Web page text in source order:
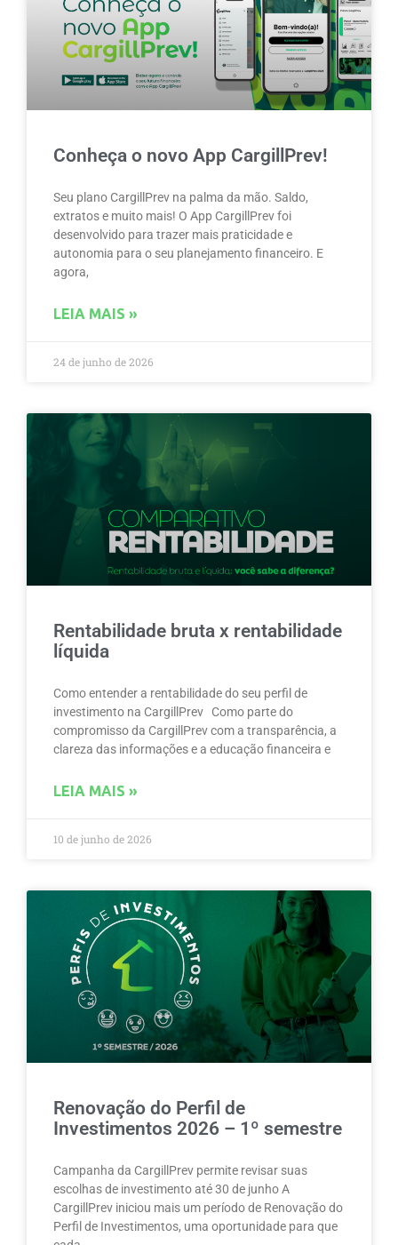
Conheça o novo App CargillPrev!
Seu plano CargillPrev na palma da mão. Saldo,
extratos e muito mais! O App CargillPrev foi
desenvolvido para trazer mais praticidade e
autonomia para o seu planejamento financeiro. E
agora,
LEIA MAIS »
24 de junho de 2026
Rentabilidade bruta x rentabilidade
líquida
Como entender a rentabilidade do seu perfil de
investimento na CargillPrev Como parte do
compromisso da CargillPrev com a transparência, a
clareza das informações e a educação financeira e
LEIA MAIS »
10 de junho de 2026
Renovação do Perfil de
Investimentos 2026 – 1º semestre
Campanha da CargillPrev permite revisar suas
escolhas de investimento até 30 de junho A
CargillPrev iniciou mais um período de Renovação do
Perfil de Investimentos, uma oportunidade para que